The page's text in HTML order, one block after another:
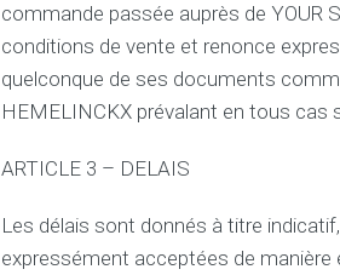
commande passée auprès de YOUR
conditions de vente et renonce
quelconque de ses documents
HEMELINCKX prévalant en tous cas
ARTICLE 3 – DELAIS
Les délais sont donnés à titre
expressément acceptées de manière